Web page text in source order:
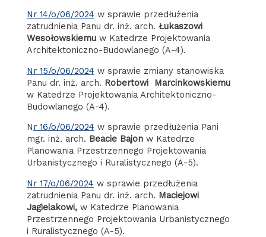
Nr 14/o/06/2024 w sprawie przedłużenia
zatrudnienia Panu dr. inż. arch. Łukaszowi
Wesołowskiemu w Katedrze Projektowania
Architektoniczno-Budowlanego (A-4).
Nr 15/o/06/2024 w sprawie zmiany stanowiska
Panu dr. inż. arch. Robertowi Marcinkowskiemu
w Katedrze Projektowania Architektoniczno-
Budowlanego (A-4).
Nr 16/o/06/2024 w sprawie przedłużenia Pani
mgr. inż. arch. Beacie Bajon w Katedrze
Planowania Przestrzennego Projektowania
Urbanistycznego i Ruralistycznego (A-5).
Nr 17/o/06/2024 w sprawie przedłużenia
zatrudnienia Panu dr. inż. arch. Maciejowi
Jagielakowi, w Katedrze Planowania
Przestrzennego Projektowania Urbanistycznego
i Ruralistycznego (A-5).